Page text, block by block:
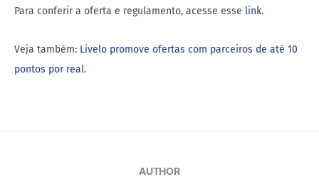
Para conferir a oferta e regulamento, acesse esse link.
Veja também: Livelo promove ofertas com parceiros de até 10
pontos por real.
AUTHOR